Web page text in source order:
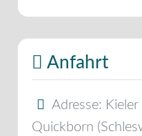
Anfahrt
Adresse:
Quickborn (